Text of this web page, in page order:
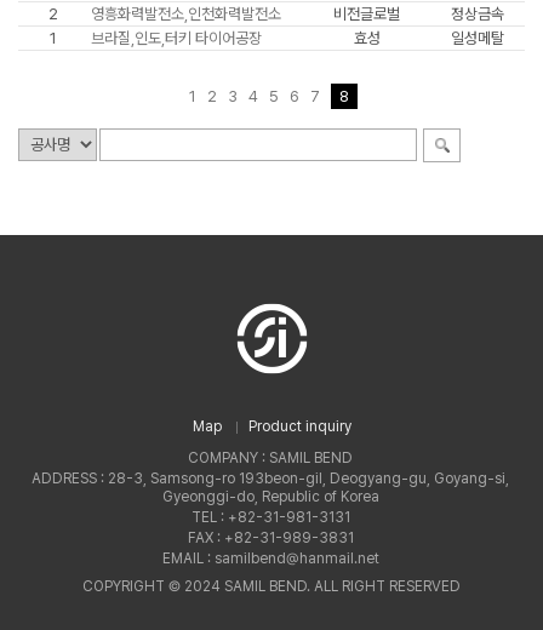
2
영흥화력발전소,인천화력발전소 비전글로벌
정상금속
1
브라질,인도,터키 타이어공장 효성 일성메탈
1 2 3 4 5 6 7 8
Map
Product inquiry
COMPANY : SAMIL BEND
ADDRESS : 28-3, Samsong-ro 193beon-gil, Deogyang-gu, Goyang-si,
Gyeonggi-do, Republic of Korea
TEL : +82-31-981-3131
FAX : +82-31-989-3831
EMAIL : samilbend@hanmail.net
COPYRIGHT © 2024 SAMIL BEND. ALL RIGHT RESERVED